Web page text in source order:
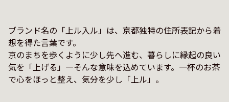
ブランド名の「上ル入ル」は、京都独特の住所表記から着
想を得た言葉です。
京のまちを歩くように少し先へ進む、暮らしに縁起の良い
気を「上げる」―そんな意味を込めています。一杯のお茶
で心をほっと整え、気分を少し「上ル」。